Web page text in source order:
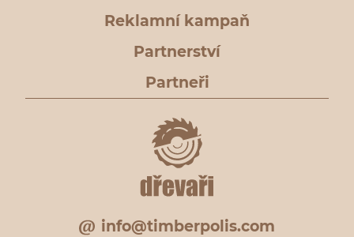
Reklamní kampaň
Partnerství
Partneři
info@timberpolis.com